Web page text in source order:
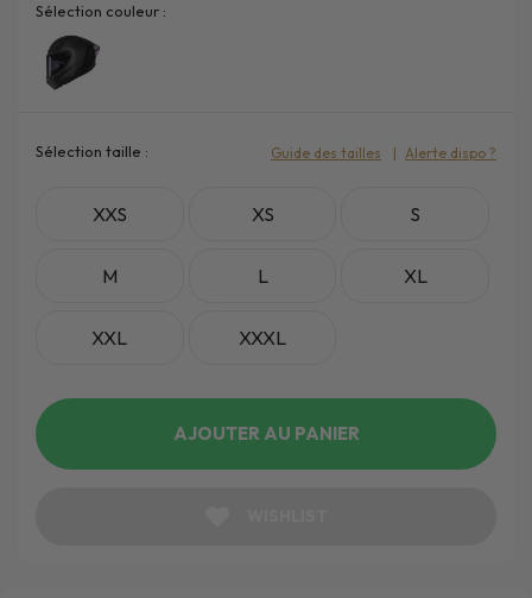
Sélection couleur :
Sélection taille :
XXS XS S
M L XL
XXL XXXL
Guide des tailles Alerte dispo ?
AJOUTER AU PANIER